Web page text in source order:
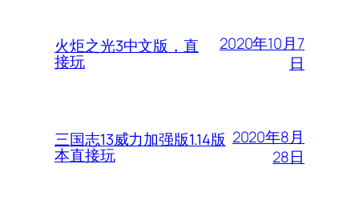
火炬之光3中文版，直
接玩
2020年10月7
日
三国志13威力加强版1.14版
本直接玩
2020年8月
28日